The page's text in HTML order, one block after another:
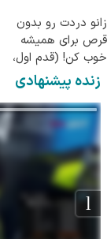
زانو دردت رو بدون
قرص برای همیشه
خوب کن! (قدم اول،
پرسش‌نامه)
زنده پیشنهادی